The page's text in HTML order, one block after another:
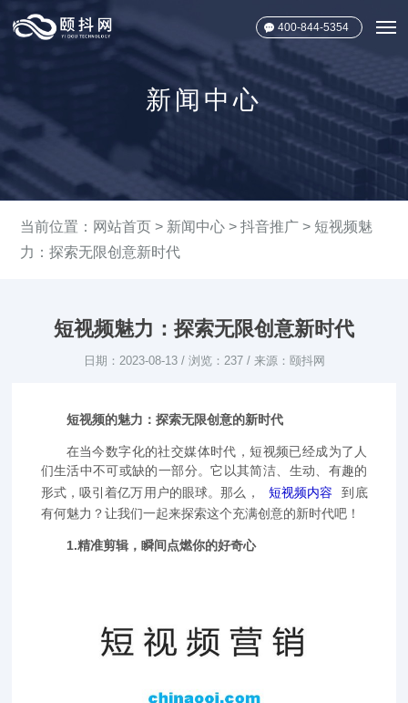
400-844-5354
新闻中心
当前位置： 网站首页 > 新闻中心 >抖音推广 > 短视频魅
力：探索无限创意新时代
短视频魅力：探索无限创意新时代
日期：2023-08-13 / 浏览：237 / 来源：颐抖网
短视频的魅力：探索无限创意的新时代
在当今数字化的社交媒体时代，短视频已经成为了人
们生活中不可或缺的一部分。它以其简洁、生动、有趣的
形式，吸引着亿万用户的眼球。那么，
短视频内容
到底
有何魅力？让我们一起来探索这个充满创意的新时代吧！
1.精准剪辑，瞬间点燃你的好奇心